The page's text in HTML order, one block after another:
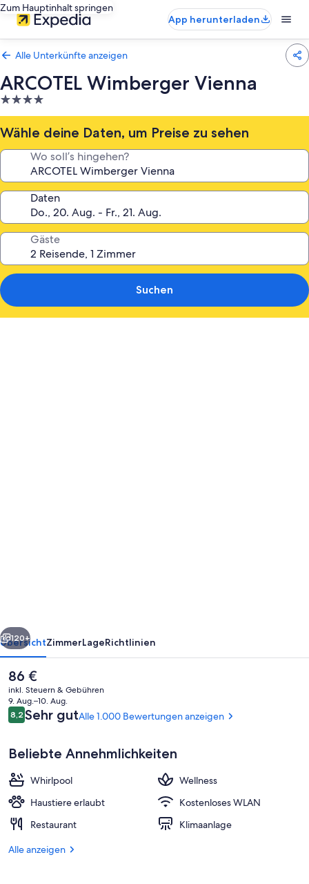
Zum Hauptinhalt springen
App herunterladen
Alle Unterkünfte anzeigen
ARCOTEL Wimberger Vienna
4.0-
Sterne-
Unterkunft
Wähle deine Daten, um Preise zu sehen
Wo soll’s hingehen?
Daten
Gäste
Suchen
Terrasse/Patio
Weiter
120+
ÜbersichtZimmerLageRichtlinien
Der
aktuelle
Preis
beträgt
86 €.
86 €
inkl. Steuern & Gebühren
9. Aug.–10. Aug.
Bewertungen
8,28,2 von 10.
Sehr gutAlle 1.000 Bewertungen anzeigen
Beliebte Annehmlichkeiten
Whirlpool
Wellness
Haustiere erlaubt
Kostenloses WLAN
Restaurant
Klimaanlage
Alle anzeigen